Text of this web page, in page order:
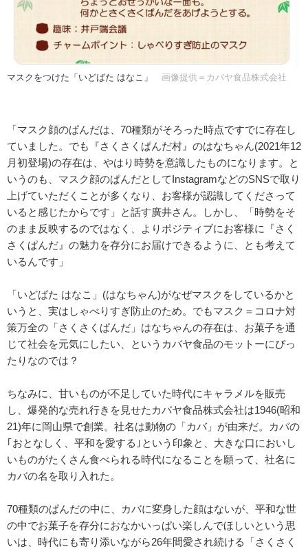
マスクをつけた「いどばた はなこ」 画像提供＝カバヤ食品株式会社
「マスク顔のぱんだは、70種類がそろった時点ですでに存在し
ていました。でも『さくさくぱんだ村』のはなちゃん(2021年12
月初登場)の存在は、やはり時勢を意識したものになります。と
いうのも、マスク顔のぱんだとしてInstagramなどのSNSで取り
上げていただくことが多くなり、お客様が認識してくださって
いると感じたからです」と話す廣井さん。しかし、「時勢をそ
のまま反映するのではなく、よりポジティブにお客様に『さく
さくぱんだ』の魅力を存分にお届けできるように、とも考えて
いるんです」
「いどばた はなこ」(はなちゃん)がなぜマスクをしているかと
いうと、実はしゃべりすぎ防止のため。でもマスク＝コロナ対
策万全の「さくさくぱんだ」はなちゃんの存在は、お菓子を通
じて社会を元気にしたい、というカバヤ食品のモットーにぴっ
たりなのでは？
ちなみに、甘いものが不足していた時代にキャラメルを販売
し、爆発的な売れ行きを見せたカバヤ食品株式会社は1946(昭和
21)年に岡山県で創業。社名は動物の「カバ」が由来だ。カバの
｢おとなしく、平和を愛する｣という印象と、大きな口においし
いものがたくさん食べられる時代になることを願って、社名に
カバの名を取り入れた。
70種類のぱんだの中に、カバに変身した顔はないが、平和な世
の中でお菓子を存分におなかいっぱい楽しんでほしいという思
いは、時代にも寄り添いながら26年間愛され続ける「さくさく